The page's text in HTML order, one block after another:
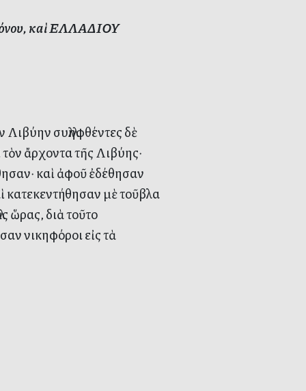
καὶ ΕΛΛΑΔΙΟΥ
συλληφθέντες δὲ
ἄρχοντα τῆς Λιβύης·
καὶ ἀφοῦ ἐδέθησαν
κατεκεντήθησαν μὲ τοῦβλα
ὥρας, διὰ τοῦτο
νικηφόροι εἰς τὰ